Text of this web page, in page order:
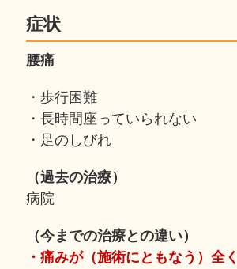
症状
腰痛
・歩行困難
・長時間座っていられない
・足のしびれ
（過去の治療）
病院
（今までの治療との違い）
・痛みが（施術にともなう）全